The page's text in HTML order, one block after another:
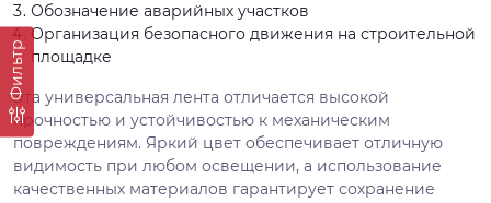
Фильтр
Обозначение аварийных участков
Организация безопасного движения на строительной
площадке
Эта универсальная лента отличается высокой
прочностью и устойчивостью к механическим
повреждениям. Яркий цвет обеспечивает отличную
видимость при любом освещении, а использование
качественных материалов гарантирует сохранение